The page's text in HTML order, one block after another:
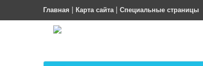
Главная | Карта сайта | Специальные страницы